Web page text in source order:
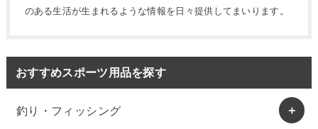
のある生活が生まれるような情報を日々提供してまいります。
おすすめスポーツ用品を探す
釣り・フィッシング